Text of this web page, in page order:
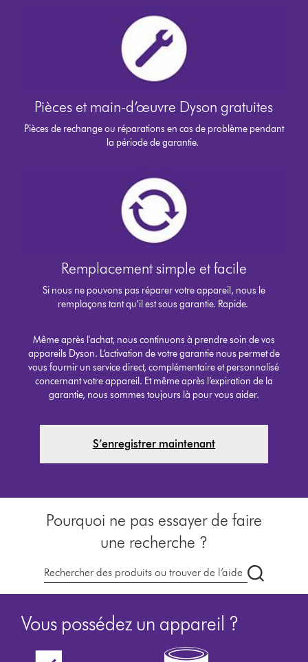
Pièces et main-d’œuvre Dyson gratuites
Pièces de rechange ou réparations en cas de problème pendant
la période de garantie.
Remplacement simple et facile
Si nous ne pouvons pas réparer votre appareil, nous le
remplaçons tant qu’il est sous garantie. Rapide.
Même après l'achat, nous continuons à prendre soin de vos
appareils Dyson. L’activation de votre garantie nous permet de
vous fournir un service direct, complémentaire et personnalisé
concernant votre appareil. Et même après l’expiration de la
garantie, nous sommes toujours là pour vous aider.
S’enregistrer maintenant
Pourquoi ne pas essayer de faire
une recherche ?
Rechercher
des
Vous possédez un appareil ?